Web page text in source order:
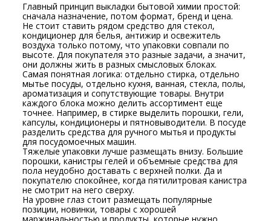
Главный принцип выкладки бытовой химии простой:
сначала назначение, потом формат, бренд и цена.
Не стоит ставить рядом средство для стекол,
кондиционер для белья, антижир и освежитель
воздуха только потому, что упаковки совпали по
высоте. Для покупателя это разные задачи, а значит,
они должны жить в разных смысловых блоках.
Самая понятная логика: отдельно стирка, отдельно
мытье посуды, отдельно кухня, ванная, стекла, полы,
ароматизация и сопутствующие товары. Внутри
каждого блока можно делить ассортимент еще
точнее. Например, в стирке выделить порошки, гели,
капсулы, кондиционеры и пятновыводители. В посуде
разделить средства для ручного мытья и продукты
для посудомоечных машин.
Тяжелые упаковки лучше размещать внизу. Большие
порошки, канистры гелей и объемные средства для
пола неудобно доставать с верхней полки. Да и
покупателю спокойнее, когда пятилитровая канистра
не смотрит на него сверху.
На уровне глаз стоит размещать популярные
позиции, новинки, товары с хорошей